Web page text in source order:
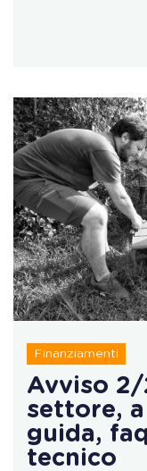
Finanziamenti
Avviso 2/
settore,
guida,
tecnico